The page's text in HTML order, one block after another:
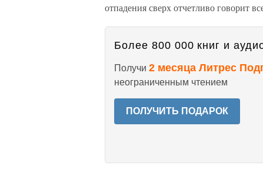
отпадения сверх отчетливо говорит
Более 800 000 книг и
Получи 2 месяца Литрес
неограниченным чтением
ПОЛУЧИТЬ ПОДАРОК